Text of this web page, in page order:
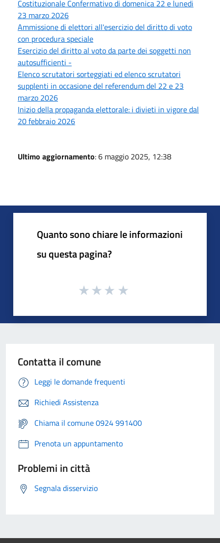
Costituzionale Confermativo di domenica 22 e lunedi
23 marzo 2026
Ammissione di elettori all'esercizio del diritto di voto
con procedura speciale
Esercizio del diritto al voto da parte dei soggetti non
autosufficienti -
Elenco scrutatori sorteggiati ed elenco scrutatori
supplenti in occasione del referendum del 22 e 23
marzo 2026
Inizio della propaganda elettorale: i divieti in vigore dal
20 febbraio 2026
Ultimo aggiornamento: 6 maggio 2025, 12:38
Quanto sono chiare le informazioni
su questa pagina?
Contatta il comune
Leggi le domande frequenti
Richiedi Assistenza
Chiama il comune 0924 991400
Prenota un appuntamento
Problemi in città
Segnala disservizio